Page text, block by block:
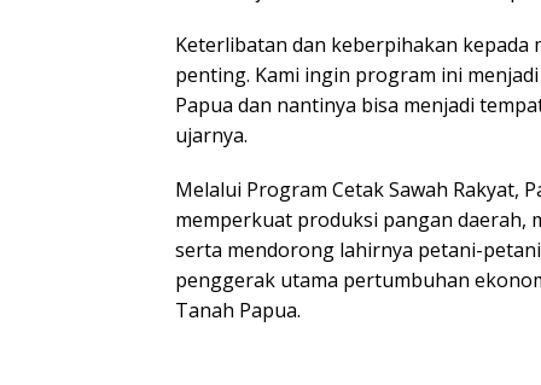
Keterlibatan dan keberpihakan
penting. Kami ingin program ini
Papua dan nantinya bisa menjadi
ujarnya.
Melalui Program Cetak Sawah Rakyat,
memperkuat produksi pangan daerah,
serta mendorong lahirnya petani-
penggerak utama pertumbuhan
Tanah Papua.